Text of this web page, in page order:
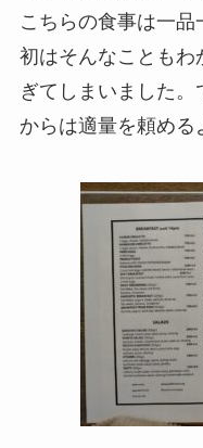
こちらの食事は一
初はそんなこともわ
ぎてしまいました
からは適量を頼める